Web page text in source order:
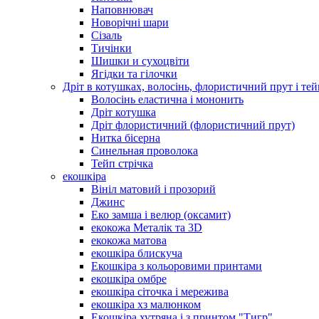
Наповнювач
Новорічні шари
Сізаль
Тичінки
Шишки и сухоцвіти
Ягідки та гілочки
Дріт в котушках, волосінь, флористичний прут і
Волосінь еластична і мононить
Дріт котушка
Дріт флористичний (флористичний прут)
Нитка бісерна
Синельная проволока
Тейп стрічка
екошкіра
Вініл матовий і прозорий
Джинс
Еко замша і велюр (оксамит)
екокожа Металік та 3D
екокожа матова
екошкіра блискуча
Екошкіра з кольоровими принтами
екошкіра омбре
екошкіра сіточка і мережива
екошкіра хз малюнком